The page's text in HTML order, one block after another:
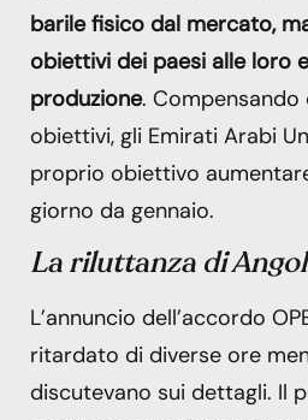
barile fisico dal mercato,
obiettivi dei paesi alle loro
produzione.
obiettivi, gli Emirati Arabi
proprio obiettivo
giorno da gennaio.
La riluttanza di
L’annuncio dell’accordo
ritardato di diverse ore
discutevano sui dettagli. Il